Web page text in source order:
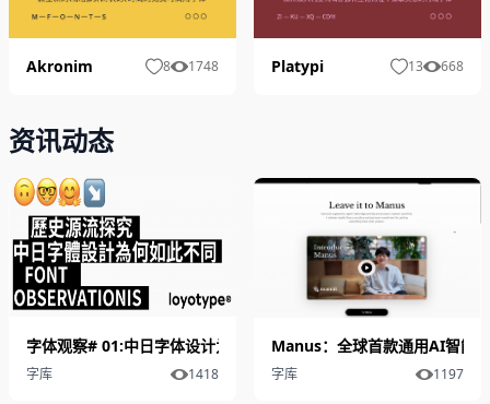
Akronim 8 1748 Platypi 13 668
资讯动态
字体观察# 01:中日字体设计为何如此不同｜历史源流探究
字库 1418
Manus：全球首款通用AI智能
字库 1197